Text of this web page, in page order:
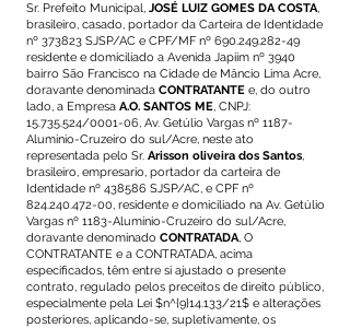
Sr. Prefeito Municipal, JOSÉ LUIZ GOMES DA COSTA,
brasileiro, casado, portador da Carteira de Identidade
nº 373823 SJSP/AC e CPF/MF nº 690.249.282-49
residente e domiciliado a Avenida Japiim nº 3940
bairro São Francisco na Cidade de Mâncio Lima Acre,
doravante denominada CONTRATANTE e, do outro
lado, a Empresa A.O. SANTOS ME, CNPJ:
15.735.524/0001-06, Av. Getúlio Vargas nº 1187-
Aluminio-Cruzeiro do sul/Acre, neste ato
representada pelo Sr. Arisson oliveira dos Santos,
brasileiro, empresario, portador da carteira de
Identidade nº 438586 SJSP/AC, e CPF nº
824.240.472-00, residente e domiciliado na Av. Getúlio
Vargas nº 1183-Aluminio-Cruzeiro do sul/Acre,
doravante denominado CONTRATADA, O
CONTRATANTE e a CONTRATADA, acima
especificados, têm entre si ajustado o presente
contrato, regulado pelos preceitos de direito público,
especialmente pela Lei $n^{9}14.133/21$ e alterações
posteriores, aplicando-se, supletivamente, os